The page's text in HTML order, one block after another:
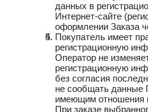
данных в
Интернет-сайте
оформлении Заказа
Покупатель имеет
регистрационную
Оператор не
регистрационную
без согласия
не сообщать данные
имеющим отношения
При заказе